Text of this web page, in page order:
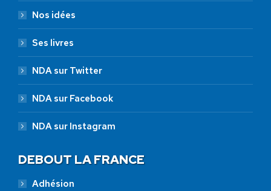
Nos idées
Ses livres
NDA sur Twitter
NDA sur Facebook
NDA sur Instagram
DEBOUT LA FRANCE
Adhésion